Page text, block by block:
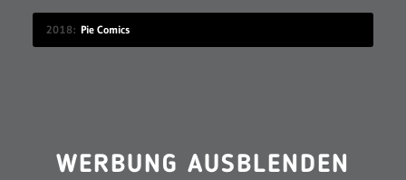
2018 Pie Comics
WERBUNG AUSBLENDEN